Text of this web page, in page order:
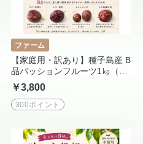
ファーム
【家庭用・訳あり】種子島産 B
品パッションフルーツ1㎏（10
-12個）送料込み｜産地直送
￥3,800
300ポイント